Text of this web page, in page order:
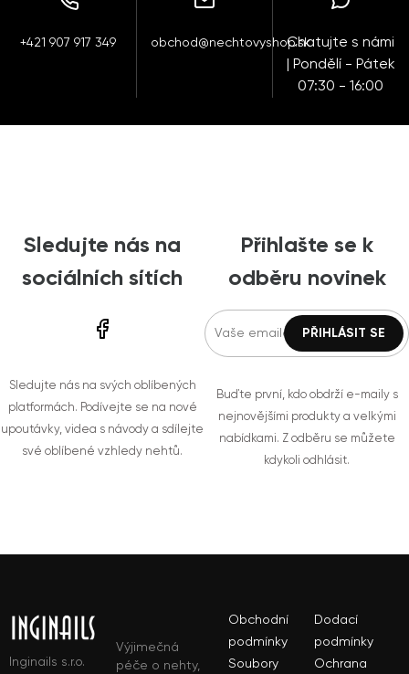
+421 907 917 349 obchod@nechtovyshop.skChatujte s námi
| Pondělí - Pátek
07:30 - 16:00
Sledujte nás na
sociálních sítích
Sledujte nás na svých oblíbených
platformách. Podívejte se na nové
upoutávky, videa s návody a sdílejte
své oblíbené vzhledy nehtů.
Přihlašte se k
odběru novinek
Buďte první, kdo obdrží e-maily s
nejnovějšími produkty a velkými
nabídkami. Z odběru se můžete
kdykoli odhlásit.
Inginails s.r.o.
Výjimečná
péče o nehty,
Obchodní
podmínky
Dodací
podmínky
Soubory
Ochrana